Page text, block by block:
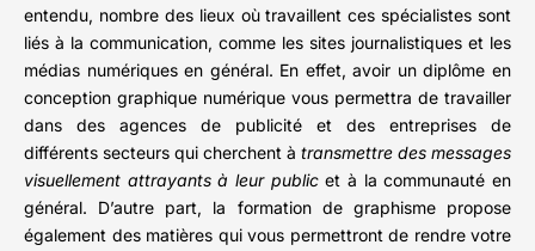
entendu, nombre des lieux où travaillent ces spécialistes sont
liés à la communication, comme les sites journalistiques et les
médias numériques en général. En effet, avoir un diplôme en
conception graphique numérique vous permettra de travailler
dans des agences de publicité et des entreprises de
différents secteurs qui cherchent à transmettre des messages
visuellement attrayants à leur publicet à la communauté en
général. D’autre part, la formation de graphisme propose
également des matières qui vous permettront de rendre votre